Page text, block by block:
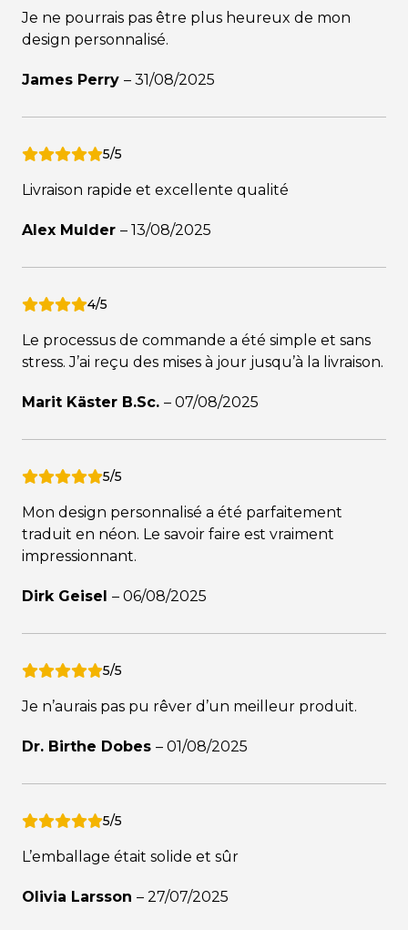
Je ne pourrais pas être plus heureux de mon
design personnalisé.
James Perry – 31/08/2025
5/5
Livraison rapide et excellente qualité
Alex Mulder – 13/08/2025
4/5
Le processus de commande a été simple et sans
stress. J’ai reçu des mises à jour jusqu’à la livraison.
Marit Käster B.Sc. – 07/08/2025
5/5
Mon design personnalisé a été parfaitement
traduit en néon. Le savoir faire est vraiment
impressionnant.
Dirk Geisel – 06/08/2025
5/5
Je n’aurais pas pu rêver d’un meilleur produit.
Dr. Birthe Dobes – 01/08/2025
5/5
L’emballage était solide et sûr
Olivia Larsson – 27/07/2025